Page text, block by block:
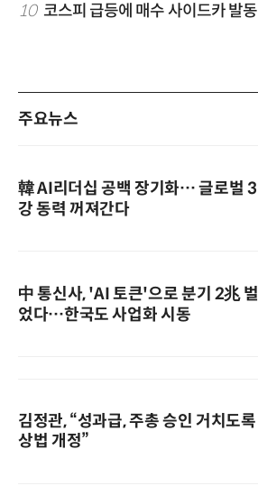
10 코스피 급등에 매수 사이드카 발동
주요뉴스
韓 AI리더십 공백 장기화… 글로벌 3
강 동력 꺼져간다
中 통신사, 'AI 토큰'으로 분기 2兆 벌
었다…한국도 사업화 시동
김정관, “성과급, 주총 승인 거치도록
상법 개정”